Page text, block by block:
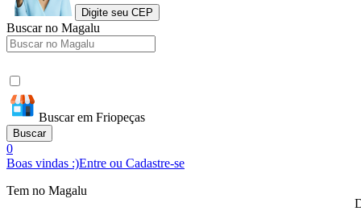
Digite seu CEP
Buscar no Magalu
Buscar em Friopeças
Buscar
0
Boas vindas :)Entre ou Cadastre-se
Tem no Magalu